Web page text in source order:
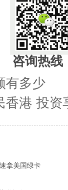
咨询热线
有多少
香港 投
拿美国绿卡